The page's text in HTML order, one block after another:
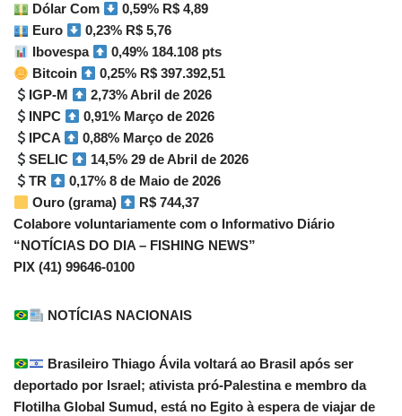
Dólar Com
0,59% R$ 4,89
Euro
0,23% R$ 5,76
Ibovespa
0,49% 184.108 pts
Bitcoin
0,25% R$ 397.392,51
IGP-M
2,73% Abril de 2026
INPC
0,91% Março de 2026
IPCA
0,88% Março de 2026
SELIC
14,5% 29 de Abril de 2026
TR
0,17% 8 de Maio de 2026
Ouro (grama)
R$ 744,37
Colabore voluntariamente com o Informativo Diário
“NOTÍCIAS DO DIA – FISHING NEWS”
PIX (41) 99646-0100
NOTÍCIAS NACIONAIS
Brasileiro Thiago Ávila voltará ao Brasil após ser
deportado por Israel; ativista pró-Palestina e membro da
Flotilha Global Sumud, está no Egito à espera de viajar de